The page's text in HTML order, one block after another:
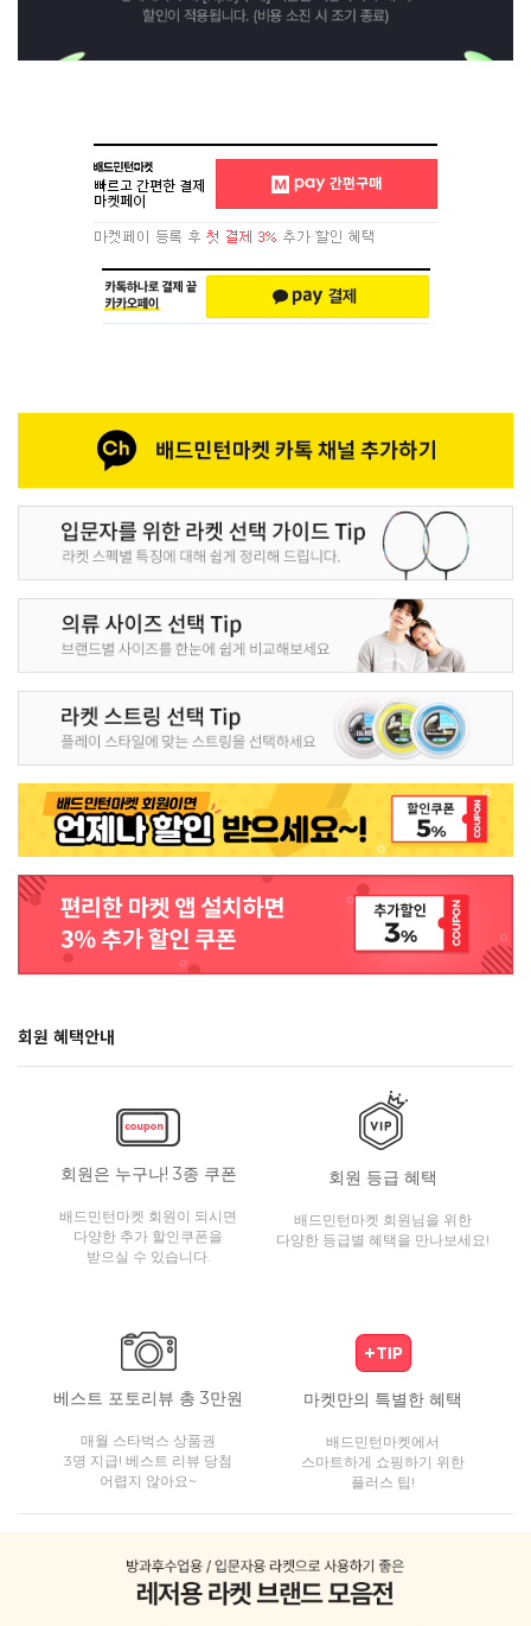
회원 혜택안내
회원은 누구나! 3종 쿠폰
배드민턴마켓 회원이 되시면
다양한 추가 할인쿠폰을
받으실 수 있습니다.
회원 등급 혜택
배드민턴마켓 회원님을 위한
다양한 등급별 혜택을 만나보세요!
베스트 포토리뷰 총 3만원
매월 스타벅스 상품권
3명 지급! 베스트 리뷰 당첨
어렵지 않아요~
마켓만의 특별한 혜택
배드민턴마켓에서
스마트하게 쇼핑하기 위한
플러스 팁!